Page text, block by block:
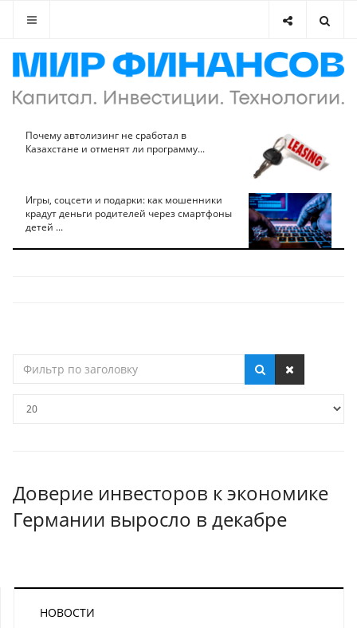
Почему автолизинг не сработал в
Казахстане и отменят ли программу...
Игры, соцсети и подарки: как мошенники
крадут деньги родителей через смартфоны
детей ...
по
Доверие инвесторов к экономике
Германии выросло в декабре
НОВОСТИ